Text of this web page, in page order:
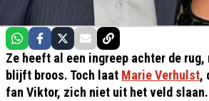
Ze heeft al een ingreep achter de rug,
blijft broos. Toch laat Marie Verhulst,
fan Viktor, zich niet uit het veld